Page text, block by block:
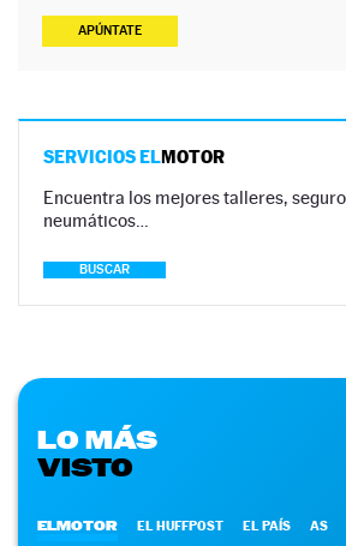
APÚNTATE
SERVICIOS ELMOTOR
Encuentra los mejores talleres,
neumáticos…
BUSCAR
LO MÁS
VISTO
ELMOTOR EL HUFFPOST EL PAÍS AS